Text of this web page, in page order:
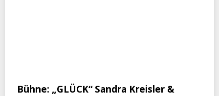
Bühne: „GLÜCK“ Sandra Kreisler &